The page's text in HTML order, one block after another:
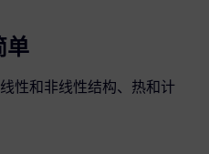
单
性和非线性结构、热和计